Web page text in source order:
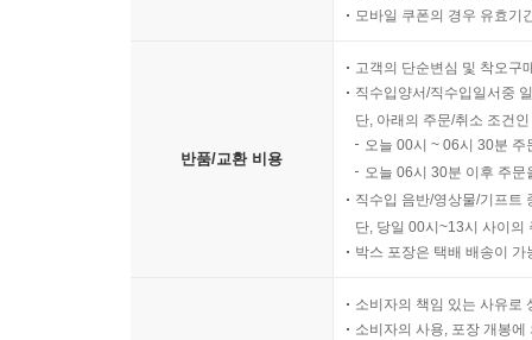
모바일 쿠폰의 경우 유효기
반품/교환 비용
고객의 단순변심 및 착오구
직수입양서/직수입일서중
단, 아래의 주문/취소 조건
오늘 00시 ~ 06시 30분
오늘 06시 30분 이후 주
직수입 음반/영상물/기프트
단, 당일 00시~13시 사이의
박스 포장은 택배 배송이
소비자의 책임 있는 사유로
소비자의 사용, 포장 개봉